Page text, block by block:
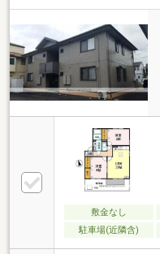
敷金なし
駐車場(近隣含)